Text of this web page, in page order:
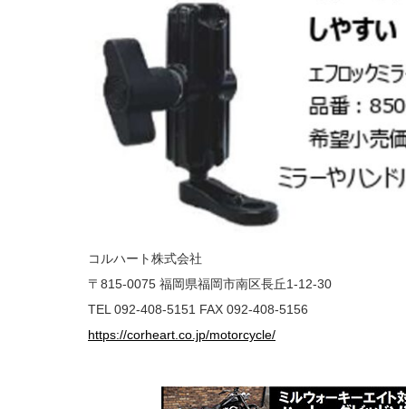
コルハート株式会社
〒815-0075 福岡県福岡市南区⾧丘1-12-30
TEL 092-408-5151 FAX 092-408-5156
https://corheart.co.jp/motorcycle/